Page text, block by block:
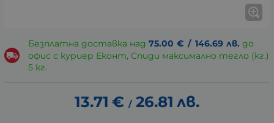
Безплатна доставка над 75.00 € / 146.69 лв. до
офис с куриер Еконт, Спиди максимално тегло (кг.)
5 кг.
13.71 € / 26.81 лв.